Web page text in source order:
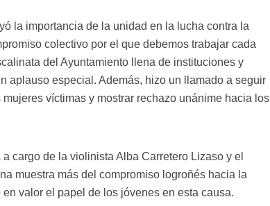
la importancia de la unidad en la lucha contra la
colectivo por el que debemos trabajar cada
del Ayuntamiento llena de instituciones y
aplauso especial. Además, hizo un llamado a seguir
víctimas y mostrar rechazo unánime hacia los
cargo de la violinista Alba Carretero Lizaso y el
muestra más del compromiso logroñés hacia la
valor el papel de los jóvenes en esta causa.